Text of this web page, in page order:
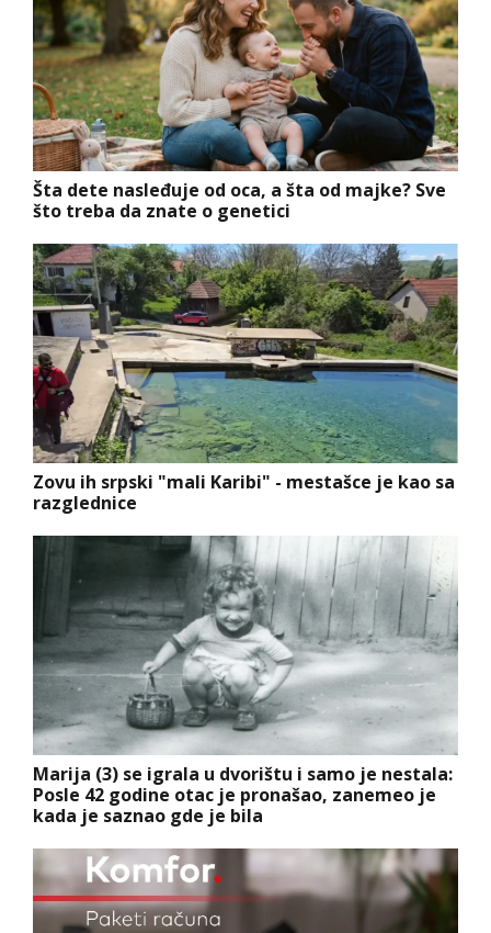
Šta dete nasleđuje od oca, a šta od majke? Sve
što treba da znate o genetici
Zovu ih srpski "mali Karibi" - mestašce je kao sa
razglednice
Marija (3) se igrala u dvorištu i samo je nestala:
Posle 42 godine otac je pronašao, zanemeo je
kada je saznao gde je bila